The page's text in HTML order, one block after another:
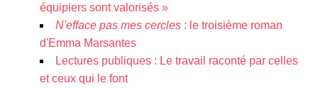
équipiers sont valorisés »
N'efface pas mes cercles : le troisième roman
d'Emma Marsantes
Lectures publiques : Le travail raconté par celles
et ceux qui le font